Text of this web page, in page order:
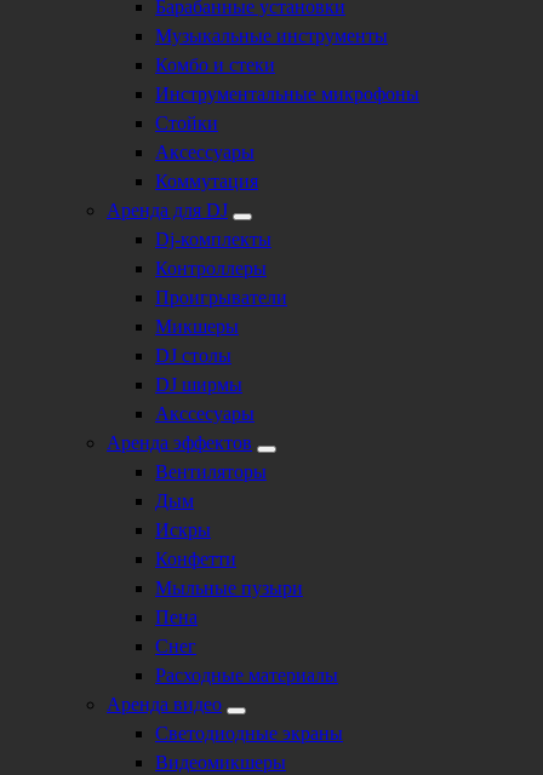
Барабанные установки
Музыкальные инструменты
Комбо и стеки
Инструментальные микрофоны
Стойки
Аксессуары
Коммутация
Аренда для DJ
Dj-комплекты
Контроллеры
Проигрыватели
Микшеры
DJ столы
DJ ширмы
Акссесуары
Аренда эффектов
Вентиляторы
Дым
Искры
Конфетти
Мыльные пузыри
Пена
Снег
Расходные материалы
Аренда видео
Светодиодные экраны
Видеомикшеры